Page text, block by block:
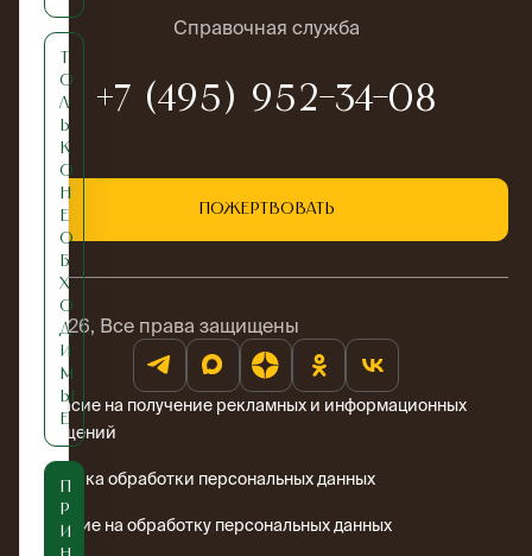
Справочная служба
+7 (495) 952-34-08
Пожертвовать
© 2026, Все права защищены
Согласие на получение рекламных и информационных
сообщений
Политика обработки персональных данных
Согласие на обработку персональных данных
Т
о
л
ь
к
о
н
е
о
б
х
о
д
и
м
ы
е
П
р
и